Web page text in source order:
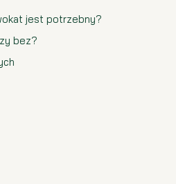
jest potrzebny?
bez?